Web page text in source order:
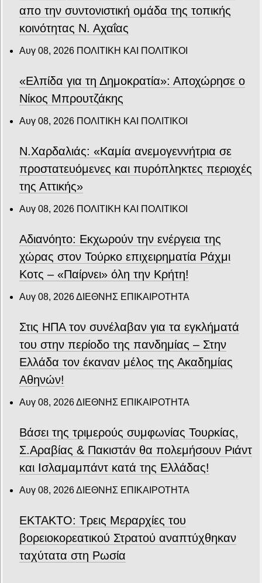
απο την συντονιστική ομάδα της τοπικής
κοινότητας Ν. Αχαΐας
Αυγ 08, 2026 ΠΟΛΙΤΙΚΗ ΚΑΙ ΠΟΛΙΤΙΚΟΙ
«Ελπίδα για τη Δημοκρατία»: Αποχώρησε ο
Νίκος Μπρουτζάκης
Αυγ 08, 2026 ΠΟΛΙΤΙΚΗ ΚΑΙ ΠΟΛΙΤΙΚΟΙ
Ν.Χαρδαλιάς: «Καμία ανεμογεννήτρια σε
προστατευόμενες και πυρόπληκτες περιοχές
της Αττικής»
Αυγ 08, 2026 ΠΟΛΙΤΙΚΗ ΚΑΙ ΠΟΛΙΤΙΚΟΙ
Αδιανόητο: Εκχωρούν την ενέργεια της
χώρας στον Τούρκο επιχειρηματία Ράχμι
Κοτς – «Παίρνει» όλη την Κρήτη!
Αυγ 08, 2026ΔΙΕΘΝΗΣ ΕΠΙΚΑΙΡΟΤΗΤΑ
Στις ΗΠΑ τον συνέλαβαν για τα εγκλήματά
του στην περίοδο της πανδημίας – Στην
Ελλάδα τον έκαναν μέλος της Ακαδημίας
Αθηνών!
Αυγ 08, 2026ΔΙΕΘΝΗΣ ΕΠΙΚΑΙΡΟΤΗΤΑ
Βάσει της τριμερούς συμφωνίας Τουρκίας,
Σ.Αραβίας & Πακιστάν θα πολεμήσουν Ριάντ
και Ισλαμαμπάντ κατά της Ελλάδας!
Αυγ 08, 2026ΔΙΕΘΝΗΣ ΕΠΙΚΑΙΡΟΤΗΤΑ
ΕΚΤΑΚΤΟ: Τρεις Μεραρχίες του
βορειοκορεατικού Στρατού αναπτύχθηκαν
ταχύτατα στη Ρωσία